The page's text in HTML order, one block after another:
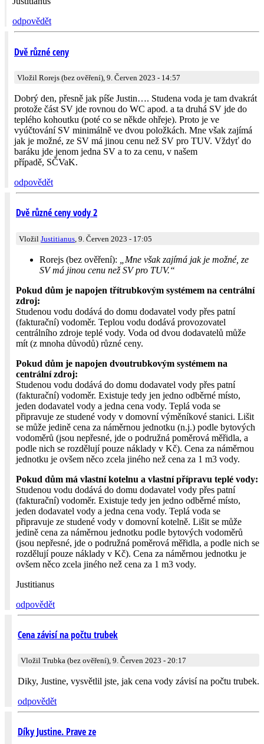
odpovědět
Dvě různé ceny
Vložil Rorejs (bez ověření), 9. Červen 2023 - 14:57
Dobrý den, přesně jak píše Justin…. Studena voda je tam dvakrát
protože část SV jde rovnou do WC apod. a ta druhá SV jde do
teplého kohoutku (poté co se někde ohřeje). Proto je ve
vyúčtování SV minimálně ve dvou položkách. Mne však zajímá
jak je možné, ze SV má jinou cenu než SV pro TUV. Vždyť do
baráku jde jenom jedna SV a to za cenu, v našem
případě, SČVaK.
odpovědět
Dvě různé ceny vody 2
Vložil Justitianus , 9. Červen 2023 - 17:05
Rorejs (bez ověření):
„Mne však zajímá jak je možné, ze
SV má jinou cenu než SV pro TUV.“
Pokud dům je napojen třítrubkovým systémem na centrální
zdroj:
Studenou vodu dodává do domu dodavatel vody přes patní
(fakturační) vodoměr. Teplou vodu dodává provozovatel
centrálního zdroje teplé vody. Voda od dvou dodavatelů může
mít (z mnoha důvodů) různé ceny.
Pokud dům je napojen dvoutrubkovým systémem na
centrální zdroj:
Studenou vodu dodává do domu dodavatel vody přes patní
(fakturační) vodoměr. Existuje tedy jen jedno odběrné místo,
jeden dodavatel vody a jedna cena vody. Teplá voda se
připravuje ze studené vody v domovní výměníkové stanici. Lišit
se může jedině cena za náměrnou jednotku (n.j.) podle bytových
vodoměrů (jsou nepřesné, jde o podružná poměrová měřidla, a
podle nich se rozdělují pouze náklady v Kč). Cena za náměrnou
jednotku je ovšem něco zcela jiného než cena za 1 m3 vody.
Pokud dům má vlastní kotelnu a vlastní přípravu teplé vody:
Studenou vodu dodává do domu dodavatel vody přes patní
(fakturační) vodoměr. Existuje tedy jen jedno odběrné místo,
jeden dodavatel vody a jedna cena vody. Teplá voda se
připravuje ze studené vody v domovní kotelně. Lišit se může
jedině cena za náměrnou jednotku podle bytových vodoměrů
(jsou nepřesné, jde o podružná poměrová měřidla, a podle nich se
rozdělují pouze náklady v Kč). Cena za náměrnou jednotku je
ovšem něco zcela jiného než cena za 1 m3 vody.
Justitianus
odpovědět
Cena závisí na počtu trubek
Vložil Trubka (bez ověření), 9. Červen 2023 - 20:17
Diky, Justine, vysvětlil jste, jak cena vody závisí na počtu trubek.
odpovědět
Díky Justine. Prave ze